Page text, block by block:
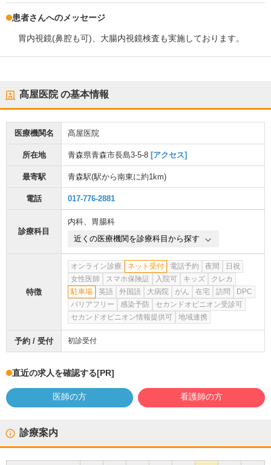
患者さんへのメッセージ
胃内視鏡(鼻腔も可)、大腸内視鏡検査も実施しております。
髙屋医院の基本情報
医療機関名 髙屋医院
所在地 青森県青森市長島3-5-8 [アクセス]
最寄駅 青森駅(駅から南東に約1km)
電話 017-776-2881
診療科目
内科、 胃腸科
近くの医療機関を診療科目から探す
特徴
オンライン診療 ネット受付 電話予約 夜間
日祝
女性医師
スマホ保険証 入院可 キッズ
クレカ
駐車場
英語 外国語 大病院 がん 在宅 訪問
DPC
バリアフリー
感染予防
セカンドオピニオン受診可
セカンドオピニオン情報提供可
地域連携
予約 / 受付 初診受付
直近の求人を確認する[PR]
医師の方 看護師の方
診療案内